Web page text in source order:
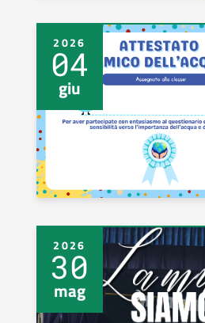
2026
04
giu
2026
30
mag